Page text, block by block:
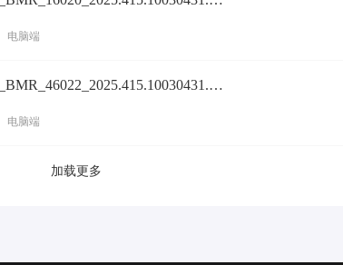
电脑端
Surface Pro 8镜像SurfacePro8_BMR_46022_2025.415.10030431.zip网盘下载
电脑端
加载更多